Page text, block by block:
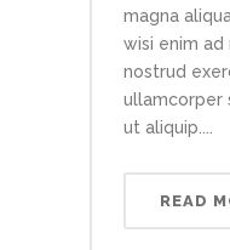
magna
wisi enim ad
nostrud
ullamcorper
ut aliquip....
READ